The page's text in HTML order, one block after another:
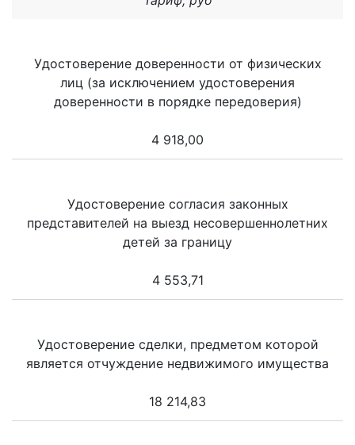
Удостоверение доверенности от физических
лиц (за исключением удостоверения
доверенности в порядке передоверия)
4 918,00
Удостоверение согласия законных
представителей на выезд несовершеннолетних
детей за границу
4 553,71
Удостоверение сделки, предметом которой
является отчуждение недвижимого имущества
18 214,83